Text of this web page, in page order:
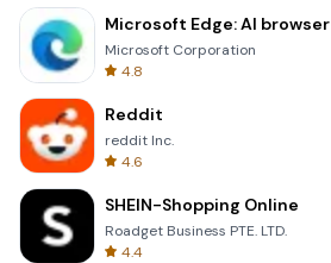
Microsoft Edge: AI browser
Microsoft Corporation
4.8
Reddit
reddit Inc.
4.6
SHEIN-Shopping Online
Roadget Business PTE. LTD.
4.4